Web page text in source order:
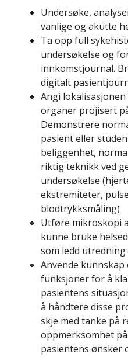
Undersøke,
vanlige og akutte
Ta opp full
undersøkelse og
innkomstjournal.
digitalt
Angi
organer projisert
Demonstrere
pasient eller
beliggenhet,
riktig teknikk ved
undersøkelse
ekstremiteter,
blodtrykksmåling)
Utføre mikroskopi
kunne bruke
som ledd utredning
Anvende
funksjoner for å
pasientens
å håndtere disse
skje med tanke på
oppmerksomhet
pasientens ønsker